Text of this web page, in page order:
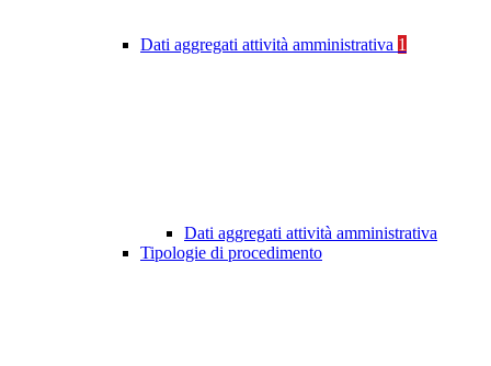
Dati aggregati attività amministrativa 1
Dati aggregati attività amministrativa
Tipologie di procedimento